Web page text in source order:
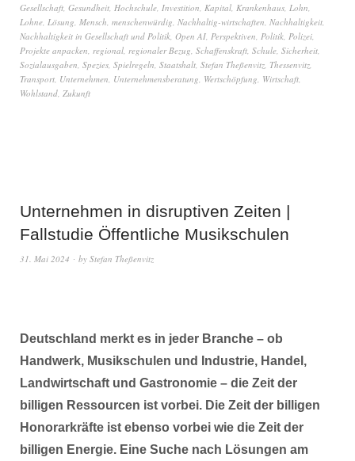
Gesellschaft, Gesundheit, Hochschule, Investition, Kapital, Krankenhaus, Lohn,
Lohne, Lösung, Mensch, menschenwürdig, Nachhaltig-wirtschaften, Nachhaltigkeit,
Nachhaltigkeit in Gesellschaft und Politik, Open AI, Perspektiven, Politik, Polizei,
Projekte anpacken, regional, regionaler Bezug, Schaffenskraft, Schule, Sicherheit,
Sozialausgaben, Spezies, Spielregeln, Staatshalt, Stefan Theßenvitz, Thessenvitz,
Transport, Unternehmen, Unternehmensberatung, Wertschöpfung, Wirtschaft,
Wohlstand, Zukunft
Unternehmen in disruptiven Zeiten |
Fallstudie Öffentliche Musikschulen
31. Mai 2024 by Stefan Theßenvitz
Deutschland merkt es in jeder Branche – ob
Handwerk, Musikschulen und Industrie, Handel,
Landwirtschaft und Gastronomie – die Zeit der
billigen Ressourcen ist vorbei. Die Zeit der billigen
Honorarkräfte ist ebenso vorbei wie die Zeit der
billigen Energie. Eine Suche nach Lösungen am